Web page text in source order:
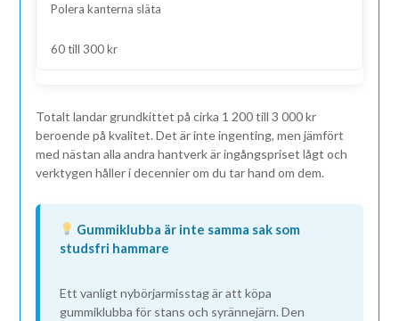
Polera kanterna släta
60 till 300 kr
Totalt landar grundkittet på cirka 1 200 till 3 000 kr
beroende på kvalitet. Det är inte ingenting, men jämfört
med nästan alla andra hantverk är ingångspriset lågt och
verktygen håller i decennier om du tar hand om dem.
Gummiklubba är inte samma sak som
studsfri hammare
Ett vanligt nybörjarmisstag är att köpa
gummiklubba för stans och syrännejärn. Den